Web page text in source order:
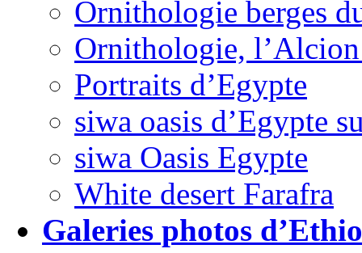
Ornithologie berges
Ornithologie,
Portraits d’Egypte
siwa oasis d’Egypte
siwa Oasis Egypte
White desert Farafra
Galeries photos